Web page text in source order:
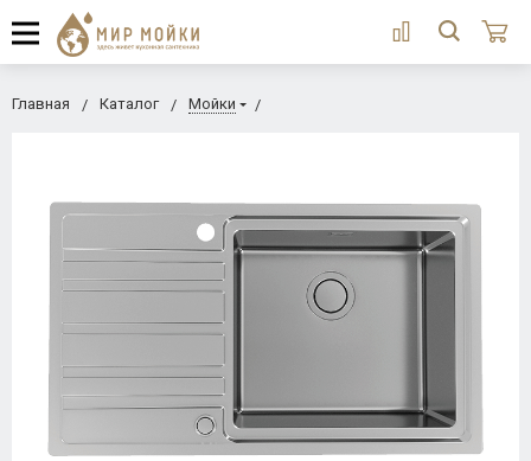
Главная Каталог Мойки